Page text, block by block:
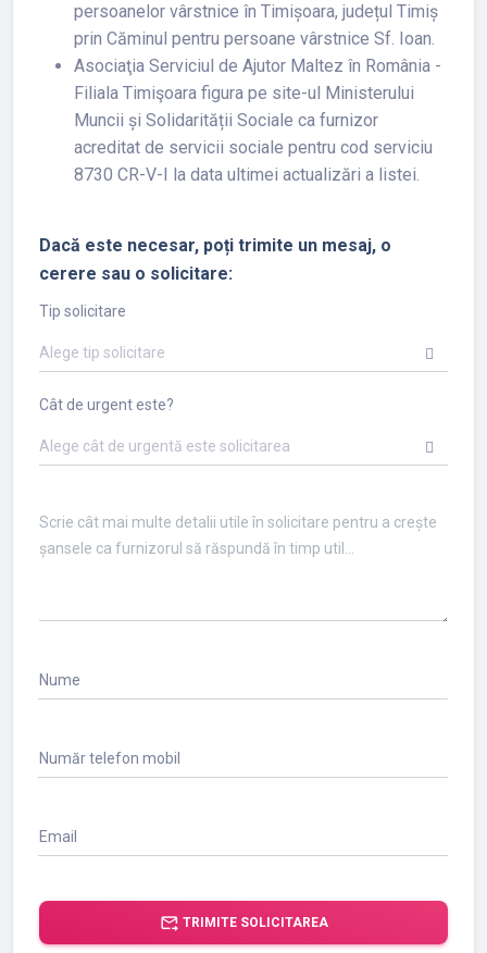
persoanelor vârstnice în Timișoara, județul Timiș
prin Căminul pentru persoane vârstnice Sf. Ioan.
Asociaţia Serviciul de Ajutor Maltez în România -
Filiala Timişoara figura pe site-ul Ministerului
Muncii și Solidarității Sociale ca furnizor
acreditat de servicii sociale pentru cod serviciu
8730 CR-V-I la data ultimei actualizări a listei.
Dacă este necesar, poți trimite un mesaj, o
cerere sau o solicitare:
Tip solicitare
Alege tip solicitare
Cât de urgent este?
Alege cât de urgentă este solicitarea
Nume
Număr telefon mobil
Email
forward_to_inbox TRIMITE SOLICITAREA